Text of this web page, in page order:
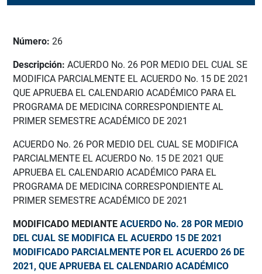
Número: 26
Descripción: ACUERDO No. 26 POR MEDIO DEL CUAL SE
MODIFICA PARCIALMENTE EL ACUERDO No. 15 DE 2021
QUE APRUEBA EL CALENDARIO ACADÉMICO PARA EL
PROGRAMA DE MEDICINA CORRESPONDIENTE AL
PRIMER SEMESTRE ACADÉMICO DE 2021
ACUERDO No. 26 POR MEDIO DEL CUAL SE MODIFICA
PARCIALMENTE EL ACUERDO No. 15 DE 2021 QUE
APRUEBA EL CALENDARIO ACADÉMICO PARA EL
PROGRAMA DE MEDICINA CORRESPONDIENTE AL
PRIMER SEMESTRE ACADÉMICO DE 2021
MODIFICADO MEDIANTE ACUERDO No. 28 POR MEDIO
DEL CUAL SE MODIFICA EL ACUERDO 15 DE 2021
MODIFICADO PARCIALMENTE POR EL ACUERDO 26 DE
2021, QUE APRUEBA EL CALENDARIO ACADÉMICO